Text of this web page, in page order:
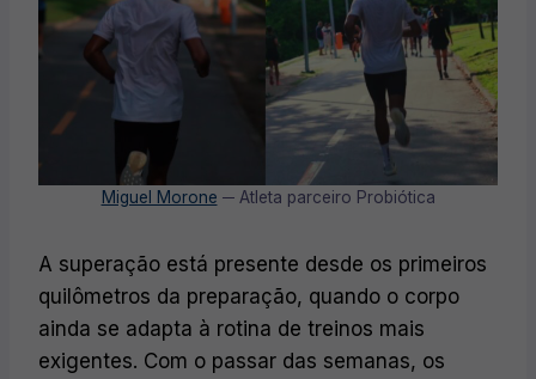
Miguel Morone ─ Atleta parceiro Probiótica
A superação está presente desde os primeiros
quilômetros da preparação, quando o corpo
ainda se adapta à rotina de treinos mais
exigentes. Com o passar das semanas, os